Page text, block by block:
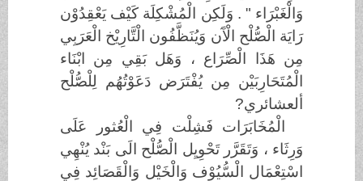
وَالْغَبْرَاء " . وَلَكِن الْمُشْكِلَة كَيْف يَعْقِدُوْن
رَايَة الْصُّلْح الْآَن وَيُنَظَّفُون الْتَّارِيْخ الْعَرَبِي
مِن هَذَا الْصِّرَاع ، وَهَل بَقِي مِن ابْنَاء
الْمُتَحَارِبَيْن مِن يُفْتَرَض دَعَوْتُهُم لِلْصُّلْح
ألعشائري?
الْمُخَابَرَات فَشِلْت فِي الْعُثور عَلَى
وَرِثَاء ، وَتَقَرَّر تَحْوِيِل الْصُّلْح الَى بَنْد يُنْهِي
اسْتِعْمَال الْسُّيُوْف وَالْخَيْل وَالْقَصَائِد فِي